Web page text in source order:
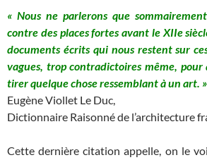
« Nous ne parlerons que
contre des places fortes avant le XIIe
documents écrits qui nous restent sur
vagues, trop contradictoires même, pour
tirer quelque chose ressemblant à un art. »
Eugène Viollet Le Duc,
Dictionnaire Raisonné de l’architecture
Cette dernière citation appelle, on le